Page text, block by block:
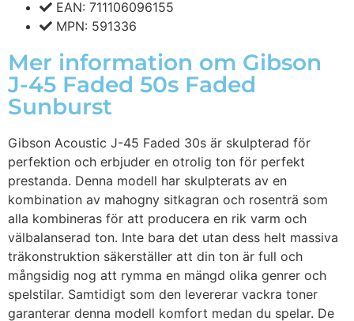
EAN: 711106096155
MPN: 591336
Mer information om Gibson
J-45 Faded 50s Faded
Sunburst
Gibson Acoustic J-45 Faded 30s är skulpterad för
perfektion och erbjuder en otrolig ton för perfekt
prestanda. Denna modell har skulpterats av en
kombination av mahogny sitkagran och rosenträ som
alla kombineras för att producera en rik varm och
välbalanserad ton. Inte bara det utan dess helt massiva
träkonstruktion säkerställer att din ton är full och
mångsidig nog att rymma en mängd olika genrer och
spelstilar. Samtidigt som den levererar vackra toner
garanterar denna modell komfort medan du spelar. De